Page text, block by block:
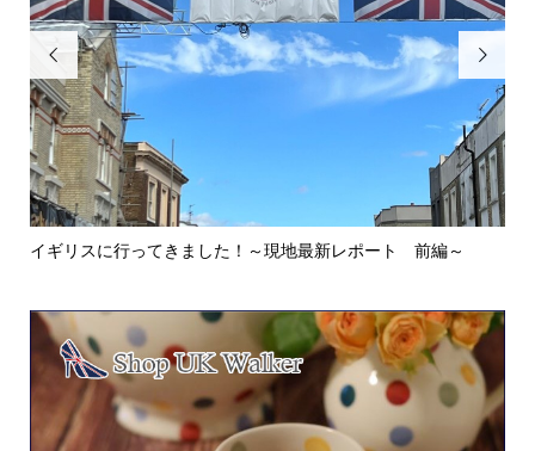

イギリスに行ってきました！～現地最新レポート 前編～
